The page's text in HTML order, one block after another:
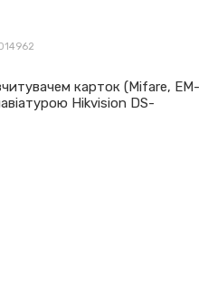
карток (Mifare, EM-
Hikvision DS-